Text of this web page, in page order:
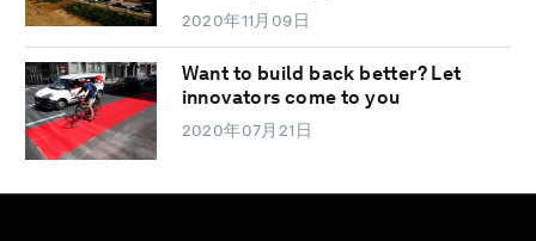
2020年11月09日
Want to build back better? Let
innovators come to you
2020年07月21日